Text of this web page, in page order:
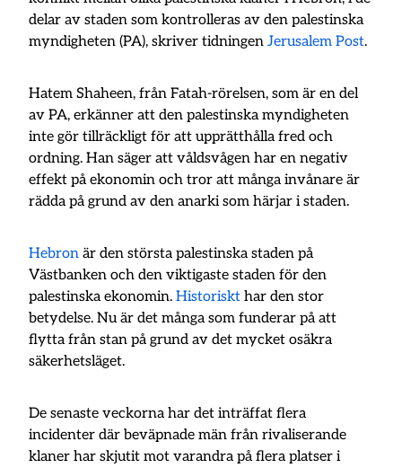
delar av staden som kontrolleras av den palestinska
myndigheten (PA), skriver tidningen Jerusalem Post.
Hatem Shaheen, från Fatah-rörelsen, som är en del
av PA, erkänner att den palestinska myndigheten
inte gör tillräckligt för att upprätthålla fred och
ordning. Han säger att våldsvågen har en negativ
effekt på ekonomin och tror att många invånare är
rädda på grund av den anarki som härjar i staden.
Hebron är den största palestinska staden på
Västbanken och den viktigaste staden för den
palestinska ekonomin.Historiskt har den stor
betydelse. Nu är det många som funderar på att
flytta från stan på grund av det mycket osäkra
säkerhetsläget.
De senaste veckorna har det inträffat flera
incidenter där beväpnade män från rivaliserande
klaner har skjutit mot varandra på flera platser i